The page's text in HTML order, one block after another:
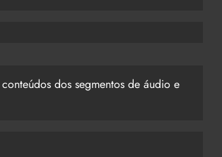
dos segmentos de áudio e